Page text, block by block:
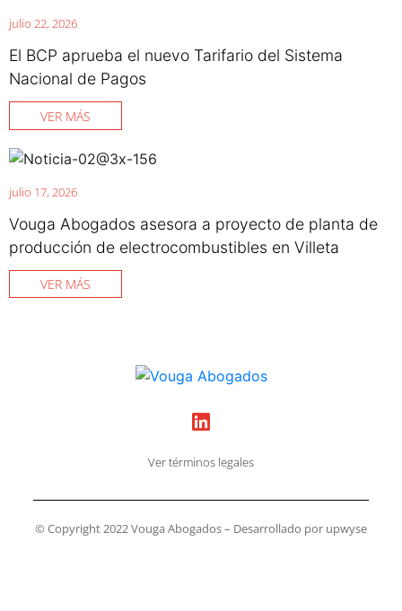
julio 22, 2026
El BCP aprueba el nuevo Tarifario del Sistema
Nacional de Pagos
VER MÁS
julio 17, 2026
Vouga Abogados asesora a proyecto de planta de
producción de electrocombustibles en Villeta
VER MÁS
Ver términos legales
© Copyright 2022 Vouga Abogados – Desarrollado por upwyse